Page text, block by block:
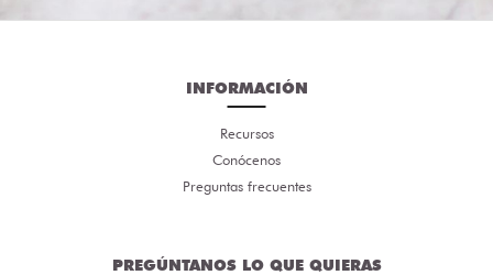
INFORMACIÓN
Recursos
Conócenos
Preguntas frecuentes
PREGÚNTANOS LO QUE QUIERAS